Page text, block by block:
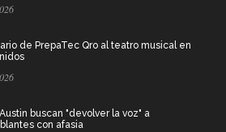
de PrepaTec Qro al teatro musical en
buscan "devolver la voz" a
con afasia